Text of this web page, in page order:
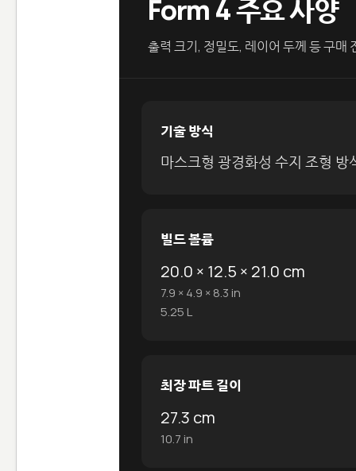
Form 4 주요 사양
출력 크기, 정밀도, 레이어 두께 등 구매
기술 방식
마스크형 광경화성 수지 조형
빌드 볼륨
20.0 × 12.5 × 21.0 cm
7.9 × 4.9 × 8.3 in
5.25 L
최장 파트 길이
27.3 cm
10.7 in